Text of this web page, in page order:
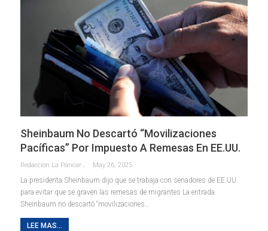
Sheinbaum No Descartó “movilizaciones
Pacíficas” Por Impuesto A Remesas En EE.UU.
Redaccion La Pancarta De Quintana Roo May 26, 2025
La presidenta Sheinbaum dijo que se trabaja con senadores de EE.UU.
para evitar que se graven las remesas de migrantes La entrada
Sheinbaum no descartó “movilizaciones…
LEE MAS...